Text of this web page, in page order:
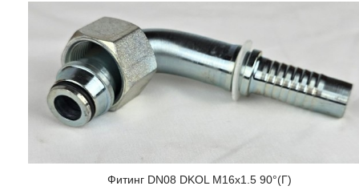
Фитинг DN08 DKOL M16x1.5 90°(Г)